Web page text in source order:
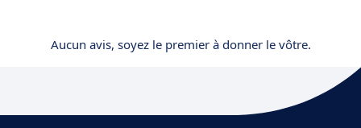
Aucun avis, soyez le premier à donner le vôtre.